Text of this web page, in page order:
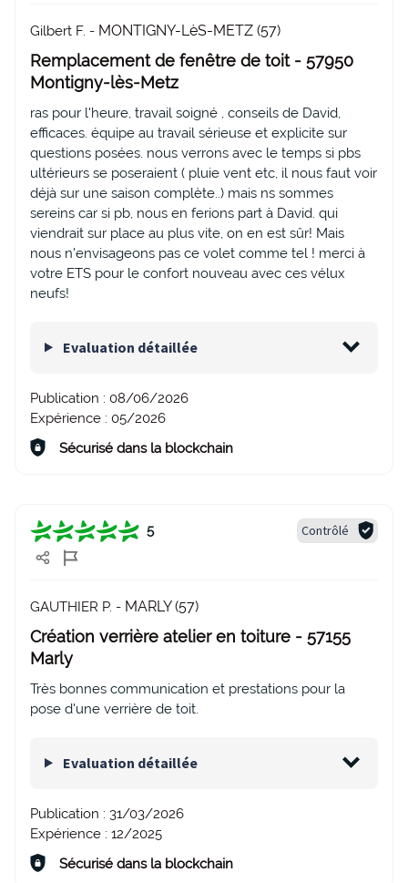
Gilbert F. - MONTIGNY-LèS-METZ (57)
Remplacement de fenêtre de toit - 57950
Montigny-lès-Metz
ras pour l'heure, travail soigné , conseils de David,
efficaces. équipe au travail sérieuse et explicite sur
questions posées. nous verrons avec le temps si pbs
ultérieurs se poseraient ( pluie vent etc, il nous faut voir
déjà sur une saison complète..) mais ns sommes
sereins car si pb, nous en ferions part à David. qui
viendrait sur place au plus vite, on en est sûr! Mais
nous n'envisageons pas ce volet comme tel ! merci à
votre ETS pour le confort nouveau avec ces vélux
neufs!
Evaluation détaillée
Publication : 08/06/2026
Expérience : 05/2026
Sécurisé dans la blockchain
5 Contrôlé
GAUTHIER P. - MARLY (57)
Création verrière atelier en toiture - 57155
Marly
Très bonnes communication et prestations pour la
pose d'une verrière de toit.
Evaluation détaillée
Publication : 31/03/2026
Expérience : 12/2025
Sécurisé dans la blockchain